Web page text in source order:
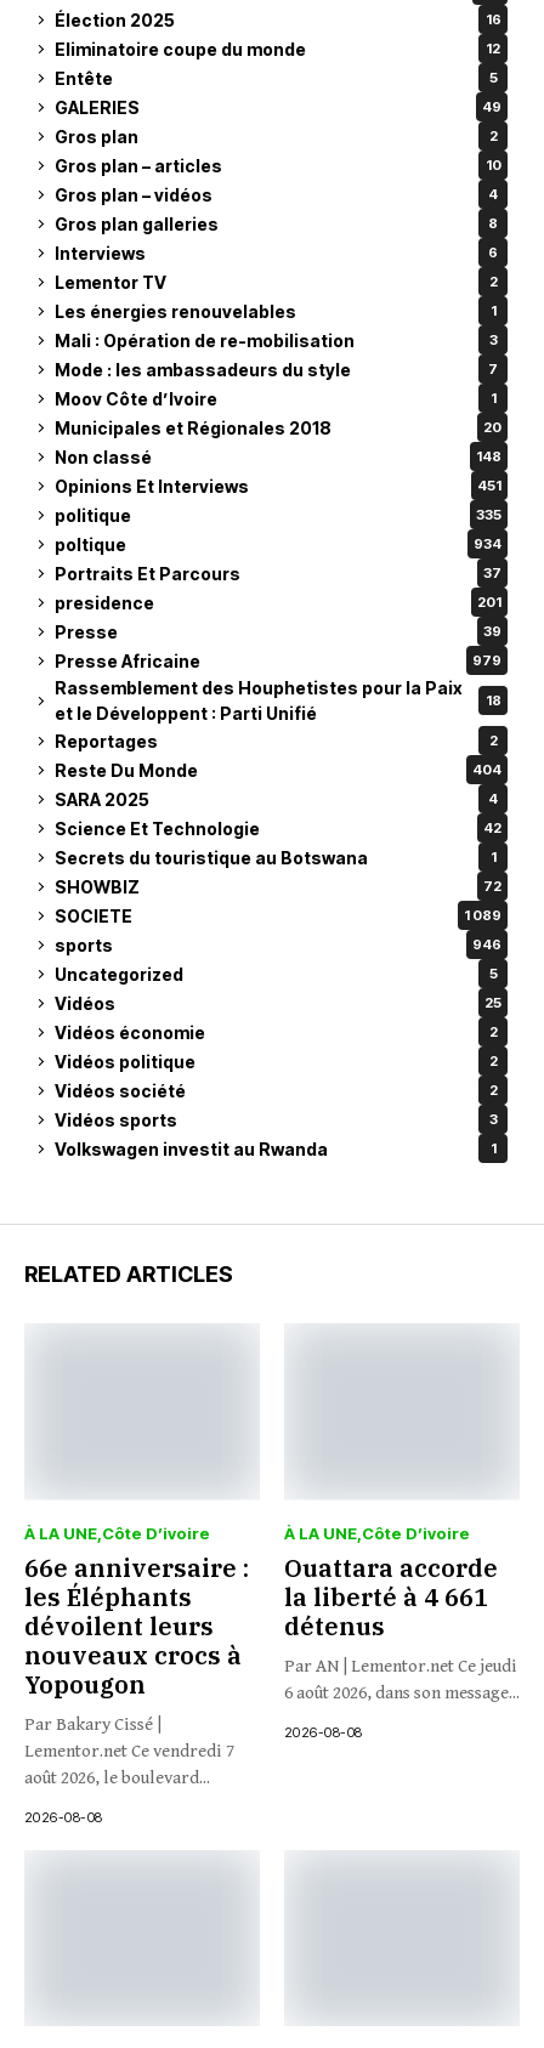
Élection 2025
16
Eliminatoire coupe du monde 12
Entête 5
GALERIES 49
Gros plan 2
Gros plan – articles 10
Gros plan – vidéos 4
Gros plan galleries 8
Interviews 6
Lementor TV 2
Les énergies renouvelables 1
Mali : Opération de re-mobilisation 3
Mode : les ambassadeurs du style 7
Moov Côte d’Ivoire 1
Municipales et Régionales 2018 20
Non classé 148
Opinions Et Interviews 451
politique 335
poltique 934
Portraits Et Parcours 37
presidence 201
Presse 39
Presse Africaine 979
Rassemblement des Houphetistes pour la Paix
et le Développent : Parti Unifié
18
Reportages 2
Reste Du Monde 404
SARA 2025 4
Science Et Technologie 42
Secrets du touristique au Botswana 1
SHOWBIZ 72
SOCIETE 1 089
sports 946
Uncategorized 5
Vidéos 25
Vidéos économie 2
Vidéos politique 2
Vidéos société 2
Vidéos sports 3
Volkswagen investit au Rwanda 1
RELATED ARTICLES
À LA UNE Côte D’ivoire
66e anniversaire :
les Éléphants
dévoilent leurs
nouveaux crocs à
Yopougon
Par Bakary Cissé |
Lementor.net Ce vendredi 7
août 2026, le boulevard...
2026-08-08
À LA UNE Côte D’ivoire
Ouattara accorde
la liberté à 4 661
détenus
Par AN | Lementor.net Ce jeudi
6 août 2026, dans son message...
2026-08-08